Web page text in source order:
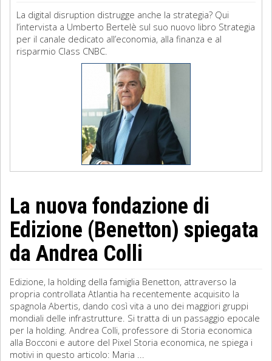
La digital disruption distrugge anche la strategia? Qui
l’intervista a Umberto Bertelè sul suo nuovo libro Strategia
per il canale dedicato all’economia, alla finanza e al
risparmio Class CNBC.
La nuova fondazione di
Edizione (Benetton) spiegata
da Andrea Colli
Edizione, la holding della famiglia Benetton, attraverso la
propria controllata Atlantia ha recentemente acquisito la
spagnola Abertis, dando così vita a uno dei maggiori gruppi
mondiali delle infrastrutture. Si tratta di un passaggio epocale
per la holding. Andrea Colli, professore di Storia economica
alla Bocconi e autore del Pixel Storia economica, ne spiega i
motivi in questo articolo: Maria ...